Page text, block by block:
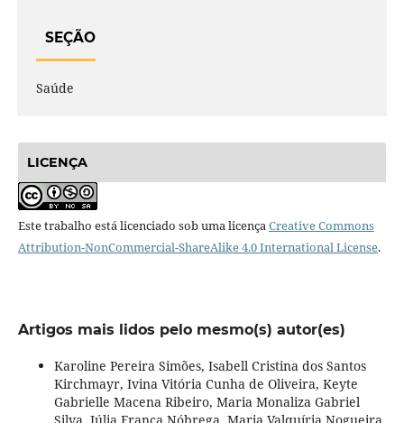
SEÇÃO
Saúde
LICENÇA
Este trabalho está licenciado sob uma licençaCreative Commons
Attribution-NonCommercial-ShareAlike 4.0 International License.
Artigos mais lidos pelo mesmo(s) autor(es)
Karoline Pereira Simões, Isabell Cristina dos Santos
Kirchmayr, Ivina Vitória Cunha de Oliveira, Keyte
Gabrielle Macena Ribeiro, Maria Monaliza Gabriel